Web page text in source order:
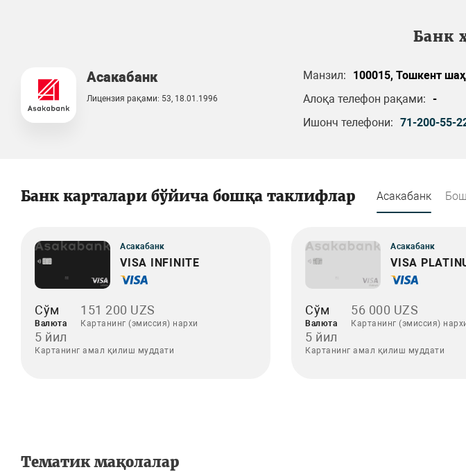
Банк
Асакабанк
Лицензия рақами: 53, 18.01.1996
Манзил:
100015, Тошкент
Алоқа телефон рақами: -
Ишонч телефони: 71-200-55-
Банк карталари бўйича бошқа таклифлар Асакабанк
Асакабанк
VISA INFINITE
Сўм
Валюта
151 200 UZS
Картанинг (эмиссия) нархи
5 йил
Картанинг амал қилиш муддати
Асакабанк
VISA
Сўм
Валюта
56 000 UZS
Картанинг (эмиссия)
5 йил
Картанинг амал қилиш муддати
Тематик мақолалар